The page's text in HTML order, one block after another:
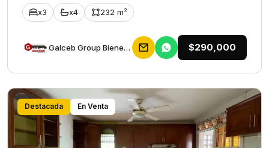
x3 x4 232 m²
Galceb Group Bienes Raices $290,000
Destacada En Venta